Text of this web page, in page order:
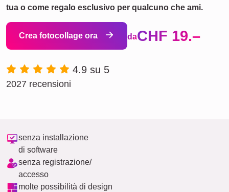
tua o come regalo esclusivo per qualcuno che ami.
Crea fotocollage ora daCHF 19.–
4.9 su 5
2027 recensioni
senza installazione
di software
senza registrazione/
accesso
molte possibilità di design